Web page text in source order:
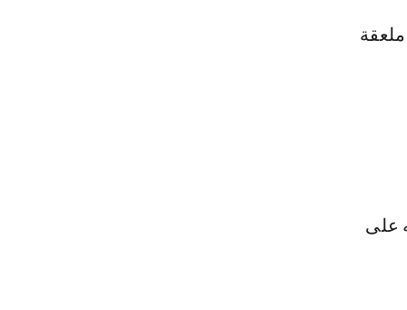
كبيرة من عشبة اللافندر المطحون، ملعقة كبيرة كريم مرطب، 2 ملعقة
على